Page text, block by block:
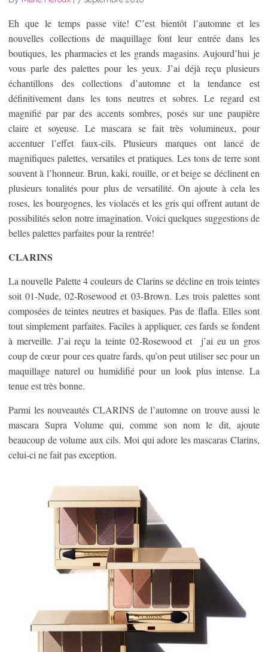
Eh que le temps passe vite! C’est bientôt l’automne et les
nouvelles collections de maquillage font leur entrée dans les
boutiques, les pharmacies et les grands magasins. Aujourd’hui je
vous parle des palettes pour les yeux. J’ai déjà reçu plusieurs
échantillons des collections d’automne et la tendance est
définitivement dans les tons neutres et sobres. Le regard est
magnifié par par des accents sombres, posés sur une paupière
claire et soyeuse. Le mascara se fait très volumineux, pour
accentuer l’effet faux-cils. Plusieurs marques ont lancé de
magnifiques palettes, versatiles et pratiques. Les tons de terre sont
souvent à l’honneur. Brun, kaki, rouille, or et beige se déclinent en
plusieurs tonalités pour plus de versatilité. On ajoute à cela les
roses, les bourgognes, les violacés et les gris qui offrent autant de
possibilités selon notre imagination. Voici quelques suggestions de
belles palettes parfaites pour la rentrée!
CLARINS
La nouvelle Palette 4 couleurs de Clarins se décline en trois teintes
soit 01-Nude, 02-Rosewood et 03-Brown. Les trois palettes sont
composées de teintes neutres et basiques. Pas de flafla. Elles sont
tout simplement parfaites. Faciles à appliquer, ces fards se fondent
à merveille. J’ai reçu la teinte 02-Rosewood et j’ai eu un gros
coup de cœur pour ces quatre fards, qu’on peut utiliser sec pour un
maquillage naturel ou humidifié pour un look plus intense. La
tenue est très bonne.
Parmi les nouveautés CLARINS de l’automne on trouve aussi le
mascara Supra Volume qui, comme son nom le dit, ajoute
beaucoup de volume aux cils. Moi qui adore les mascaras Clarins,
celui-ci ne fait pas exception.